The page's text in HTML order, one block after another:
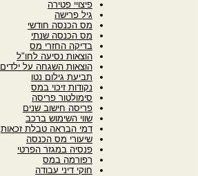
פיצויי פטירה
גיל פרישה
מס הכנסה חודשי
מס הכנסה שנתי
בדיקה החזרי מס
הוצאות נסיעה לחו"ל
הוצאות השגחה על ילדים
תביעת גילום נטו
נקודות זיכוי במס
סימולטור פריסה
פריסה חישוב שנים
שווי השימוש ברכב
דמי הבראה טבלת זכאות
שיעורי מס הכנסה
פנסיה במגזר הפרטי
רפורמה במס
חוקי דיני עבודה